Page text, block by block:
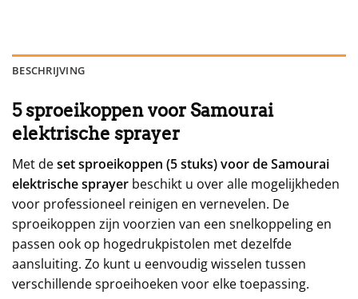
BESCHRIJVING
5 sproeikoppen voor Samourai
elektrische sprayer
Met deset sproeikoppen (5 stuks) voor de Samourai
elektrische sprayer beschikt u over alle mogelijkheden
voor professioneel reinigen en vernevelen. De
sproeikoppen zijn voorzien van een snelkoppeling en
passen ook op hogedrukpistolen met dezelfde
aansluiting. Zo kunt u eenvoudig wisselen tussen
verschillende sproeihoeken voor elke toepassing.